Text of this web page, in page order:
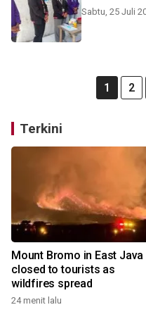
Sabtu, 25 Juli
1 2
Terkini
Mount Bromo in East Java
closed to tourists as
wildfires spread
24 menit lalu